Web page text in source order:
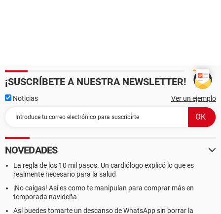
¡SUSCRÍBETE A NUESTRA NEWSLETTER!
Noticias Ver un ejemplo
NOVEDADES
La regla de los 10 mil pasos. Un cardiólogo explicó lo que es
realmente necesario para la salud
¡No caigas! Así es como te manipulan para comprar más en
temporada navideña
Así puedes tomarte un descanso de WhatsApp sin borrar la